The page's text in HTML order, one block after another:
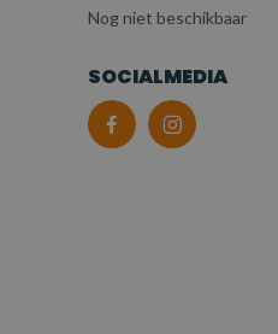
Nog niet beschikbaar
SOCIALMEDIA